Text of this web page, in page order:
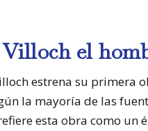
el
estrena su primera
la mayoría de las
esta obra como un